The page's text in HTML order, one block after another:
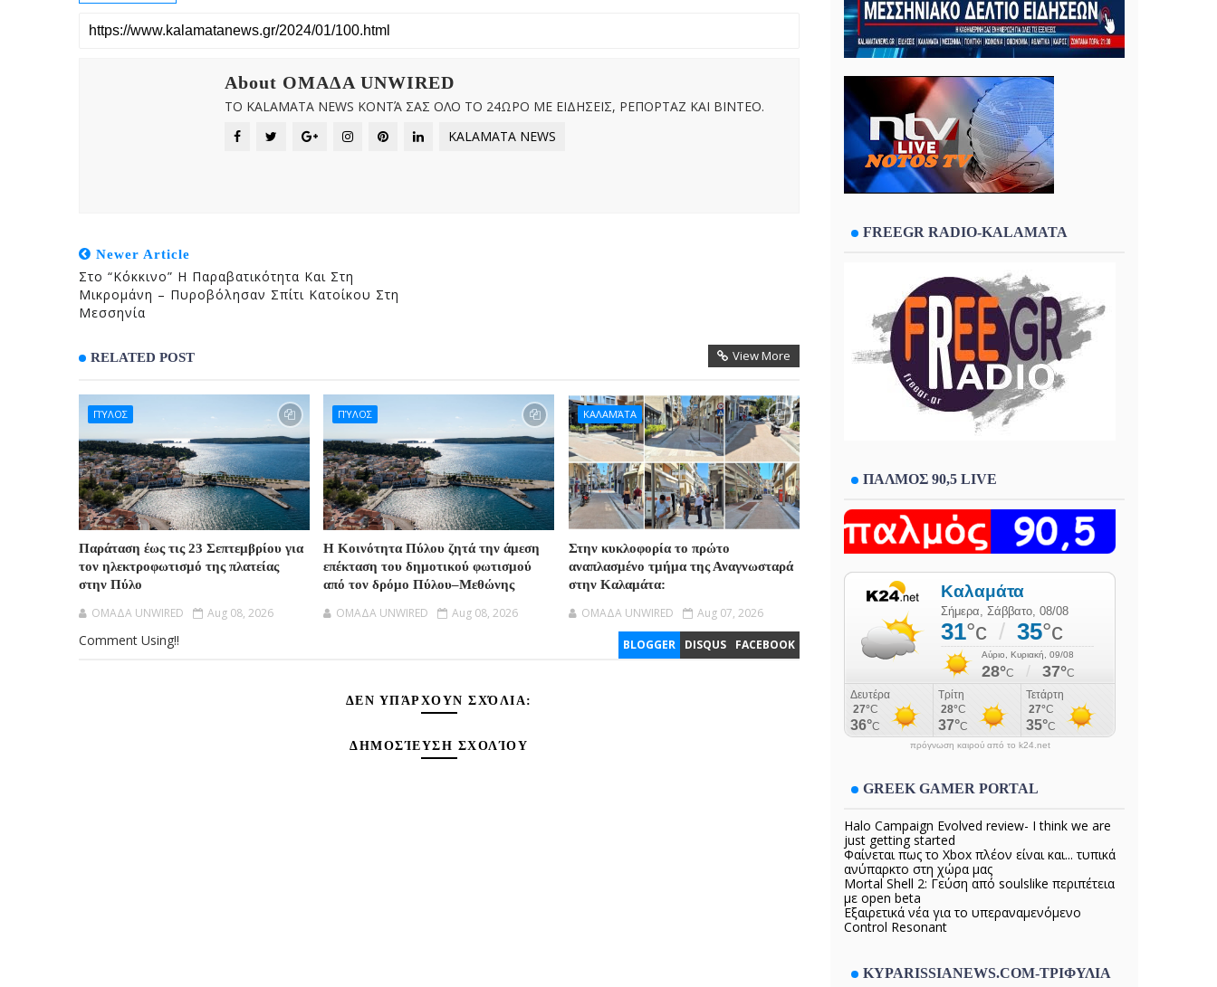
About OMAΔΑ UNWIRED
ΤΟ KALAMATA NEWS ΚΟΝΤΆ ΣΑΣ ΟΛΟ ΤΟ 24ΩΡΟ ΜΕ ΕΙΔΗΣΕΙΣ, ΡΕΠΟΡΤΑΖ ΚΑΙ ΒΙΝΤΕΟ.
KALAMATA NEWS
Newer Article
Στο “κόκκινο” Η Παραβατικότητα Και Στη
Μικρομάνη – Πυροβόλησαν Σπίτι Κατοίκου Στη
Μεσσηνία
RELATED POST View More
ΠΎΛΟΣ
Παράταση έως τις 23 Σεπτεμβρίου για
τον ηλεκτροφωτισμό της πλατείας
στην Πύλο
OMAΔΑ UNWIRED Aug 08, 2026
ΠΎΛΟΣ
Η Κοινότητα Πύλου ζητά την άμεση
επέκταση του δημοτικού φωτισμού
από τον δρόμο Πύλου–Μεθώνης
OMAΔΑ UNWIRED Aug 08, 2026
ΚΑΛΑΜΆΤΑ
Στην κυκλοφορία το πρώτο
αναπλασμένο τμήμα της Αναγνωσταρά
στην Καλαμάτα:
OMAΔΑ UNWIRED Aug 07, 2026
BLOGGER DISQUS FACEBOOK
Comment Using!!
ΔΕΝ ΥΠΆΡΧΟΥΝ ΣΧΌΛΙΑ:
ΔΗΜΟΣΊΕΥΣΗ ΣΧΟΛΊΟΥ
FREEGR RADIO-KALAMATA
ΠΑΛΜΟΣ 90,5 LIVE
πρόγνωση καιρού από το k24.net
GREEK GAMER PORTAL
Halo Campaign Evolved review- I think we are
just getting started
Φαίνεται πως το Xbox πλέον είναι και... τυπικά
ανύπαρκτο στη χώρα μας
Mortal Shell 2: Γεύση από soulslike περιπέτεια
με open beta
Εξαιρετικά νέα για το υπεραναμενόμενο
Control Resonant
KYPARISSIANEWS.COM-ΤΡΙΦΥΛΙΑ